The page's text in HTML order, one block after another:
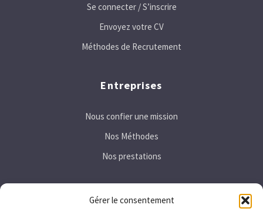
Gérer le consentement
Se connecter / S’inscrire
Envoyez votre CV
Méthodes de Recrutement
Entreprises
Nous confier une mission
Nos Méthodes
Nos prestations
Secteurs